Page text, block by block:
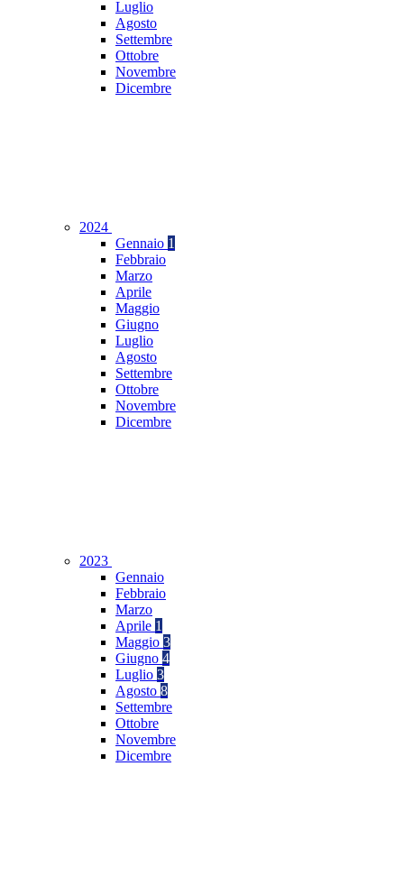
Luglio
Agosto
Settembre
Ottobre
Novembre
Dicembre
2024
Gennaio 1
Febbraio
Marzo
Aprile
Maggio
Giugno
Luglio
Agosto
Settembre
Ottobre
Novembre
Dicembre
2023
Gennaio
Febbraio
Marzo
Aprile 1
Maggio 3
Giugno 4
Luglio 3
Agosto 8
Settembre
Ottobre
Novembre
Dicembre